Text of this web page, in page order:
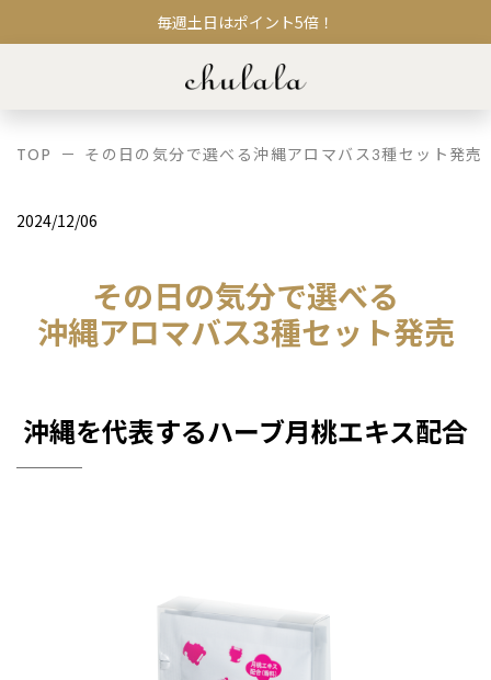
毎週土日はポイント5倍！
TOP その日の気分で選べる沖縄アロマバス3種セット発売
2024/12/06
その日の気分で選べる
沖縄アロマバス3種セット発売
沖縄を代表するハーブ月桃エキス配合